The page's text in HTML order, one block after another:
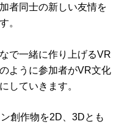
者同士の新しい友情を
。
で一緒に作り上げるVR
ように参加者がVR文化
していきます。
創作物を2D、3Dとも